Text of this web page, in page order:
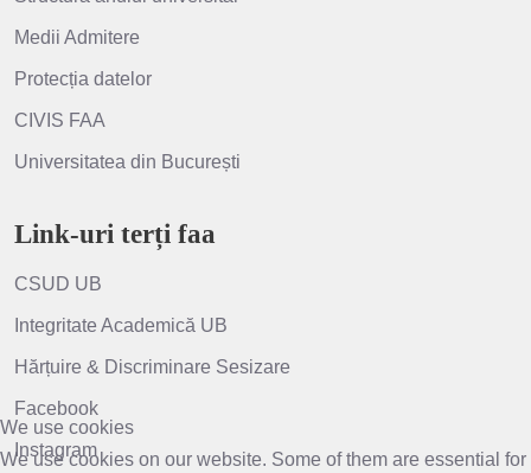
Medii Admitere
Protecția datelor
CIVIS FAA
Universitatea din București
Link-uri terți faa
CSUD UB
Integritate Academică UB
Hărțuire & Discriminare Sesizare
Facebook
Instagram
We use cookies
We use cookies on our website. Some of them are essential for